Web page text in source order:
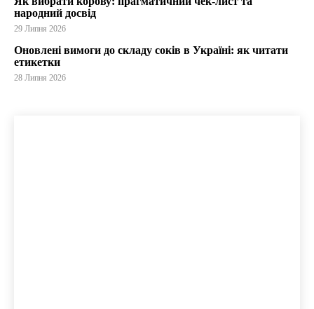
народний досвід
29 Липня 2026
Оновлені вимоги до складу соків в Україні: як читати
етикетки
28 Липня 2026